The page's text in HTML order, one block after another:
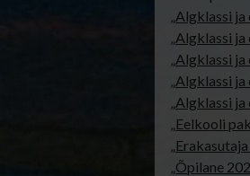
„Algklassi ja
„Algklassi
„Algklassi
„Algklassi
„Algklassi
„Eelkooli
„Õpilane